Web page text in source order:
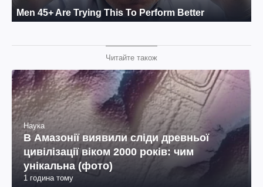
Читайте також
Наука
В Амазонії виявили сліди древньої
цивілізації віком 2000 років: чим
унікальна (фото)
1 година тому